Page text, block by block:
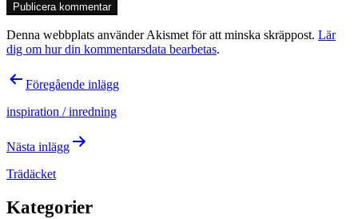
Denna webbplats använder Akismet för att minska skräppost. Lär
dig om hur din kommentarsdata bearbetas.
Inläggsnavigering
Föregående inlägg
inspiration / inredning
Nästa inlägg
Trädäcket
Kategorier